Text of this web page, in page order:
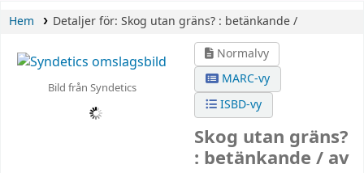
Hem Detaljer för: Skog utan gräns? : betänkande /
Bild från Syndetics
Normalvy
MARC-vy
ISBD-vy
Skog utan gräns?
: betänkande / av